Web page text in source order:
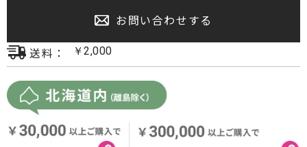
お問い合わせする
送料：
￥2,000